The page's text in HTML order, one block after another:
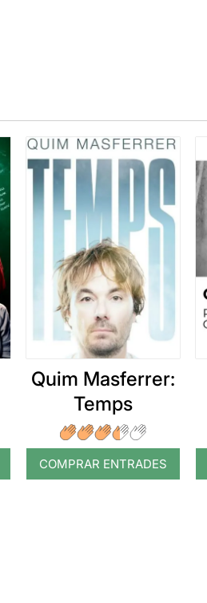
Quim Masferrer:
Temps
COMPRAR ENTRADES